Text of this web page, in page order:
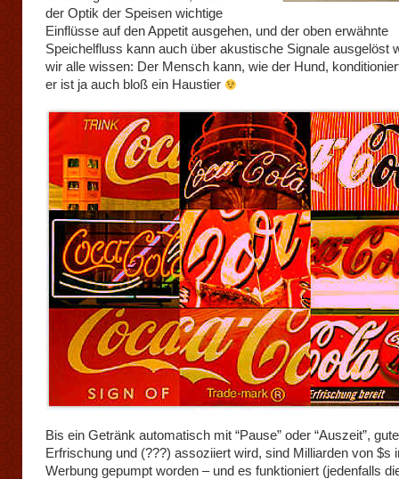
der Optik der Speisen wichtige
Einflüsse auf den Appetit ausgehen, und der oben erwähnte
Speichelfluss kann auch über akustische Signale ausgelöst
wir alle wissen: Der Mensch kann, wie der Hund,
er ist ja auch bloß ein Haustier
Bis ein Getränk automatisch mit “Pause” oder “Auszeit”,
Erfrischung und (???) assoziiert wird, sind Milliarden von $s
Werbung gepumpt worden – und es funktioniert (jedenfalls